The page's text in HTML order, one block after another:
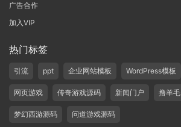
广告合作
加入VIP
热门标签
引流 ppt 企业网站模板 WordPress模板
网页游戏 传奇游戏源码 新闻门户 撸羊毛
梦幻西游源码 问道游戏源码